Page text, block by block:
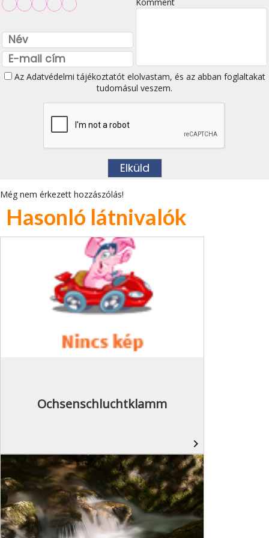
Az Adatvédelmi tájékoztatótelolvastam, és az abban foglaltakat
tudomásul veszem.
Még nem érkezett hozzászólás!
Hasonló látnivalók
Ochsenschluchtklamm
navigate_next